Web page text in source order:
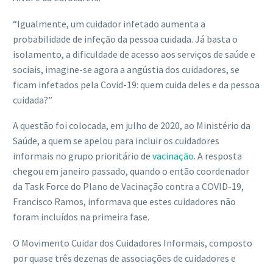
“Igualmente, um cuidador infetado aumenta a
probabilidade de infeção da pessoa cuidada. Já basta o
isolamento, a dificuldade de acesso aos serviços de saúde e
sociais, imagine-se agora a angústia dos cuidadores, se
ficam infetados pela Covid-19: quem cuida deles e da pessoa
cuidada?”
A questão foi colocada, em julho de 2020, ao Ministério da
Saúde, a quem se apelou para incluir os cuidadores
informais no grupo prioritário de vacinação. A resposta
chegou em janeiro passado, quando o então coordenador
da Task Force do Plano de Vacinação contra a COVID-19,
Francisco Ramos, informava que estes cuidadores não
foram incluídos na primeira fase.
O Movimento Cuidar dos Cuidadores Informais, composto
por quase três dezenas de associações de cuidadores e